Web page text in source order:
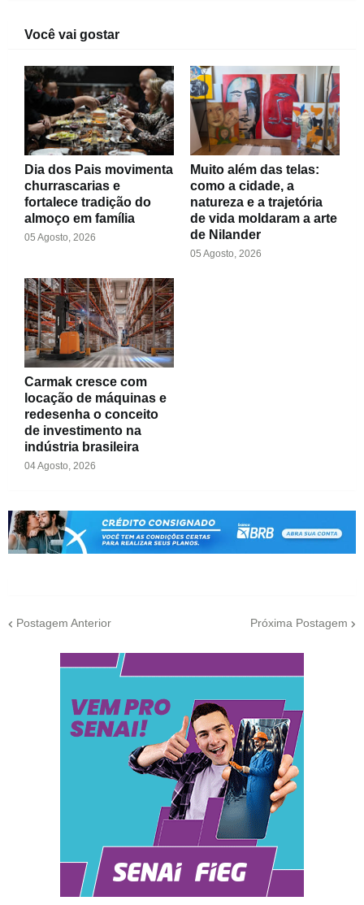
Você vai gostar
Dia dos Pais movimenta
churrascarias e
fortalece tradição do
almoço em família
05 Agosto, 2026
Muito além das telas:
como a cidade, a
natureza e a trajetória
de vida moldaram a arte
de Nilander
05 Agosto, 2026
Carmak cresce com
locação de máquinas e
redesenha o conceito
de investimento na
indústria brasileira
04 Agosto, 2026
Postagem Anterior Próxima Postagem